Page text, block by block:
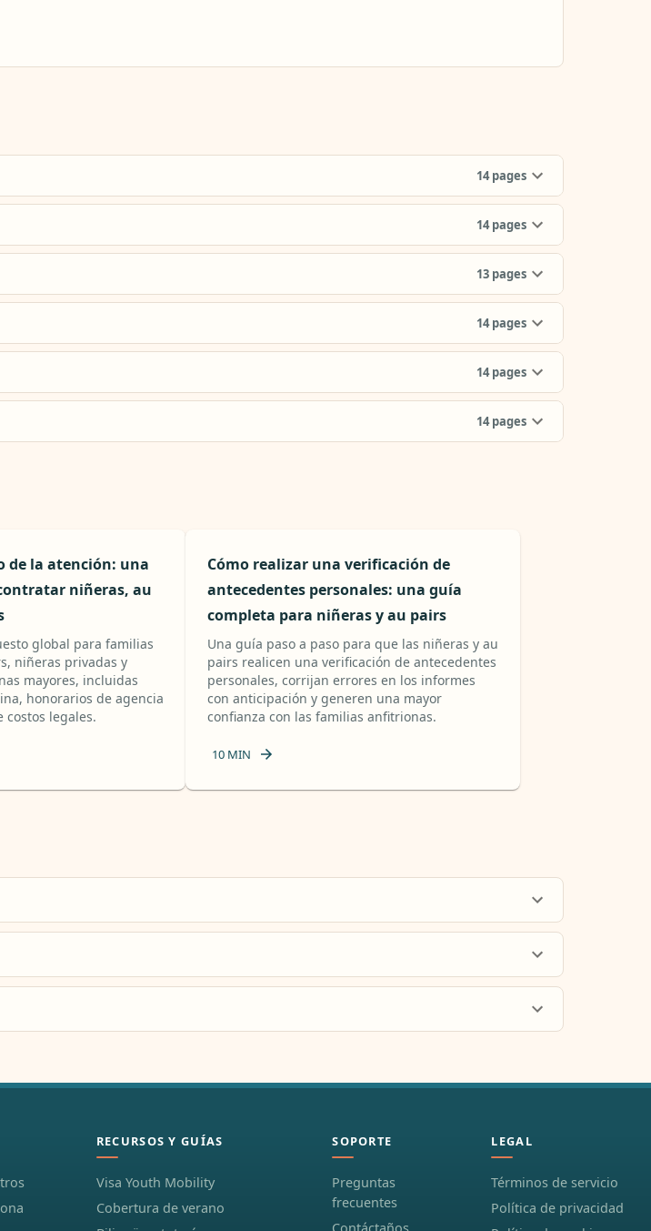
14pages
14pages
13 pages
14pages
14pages
14pages
de la atención: una
niñeras, au
global para familias
niñeras privadas y
mayores, incluidas
honorarios de agencia
costos legales.
Cómo realizar una verificación de
antecedentes personales: una guía
completa para niñeras y au pairs
Una guía paso a paso para que las niñeras y au
pairs realicen una verificación de antecedentes
personales, corrijan errores en los informes
con anticipación y generen una mayor
confianza con las familias anfitrionas.
10MIN
RECURSOS Y GUÍAS
Visa Youth Mobility
Cobertura de verano
SOPORTE
Preguntas
frecuentes
LEGAL
Términos de servicio
Política de privacidad